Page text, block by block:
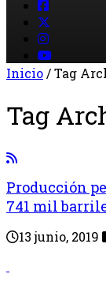
Inicio/Tag
Tag
Producción
741 mil
13 junio, 2019